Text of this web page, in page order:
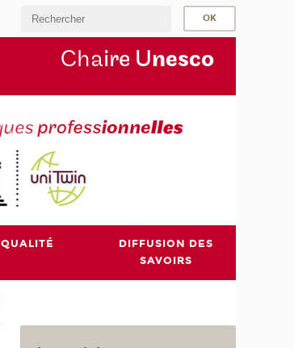
Chaire Unesco
QUALITÉ
DIFFUSION DES
SAVOIRS